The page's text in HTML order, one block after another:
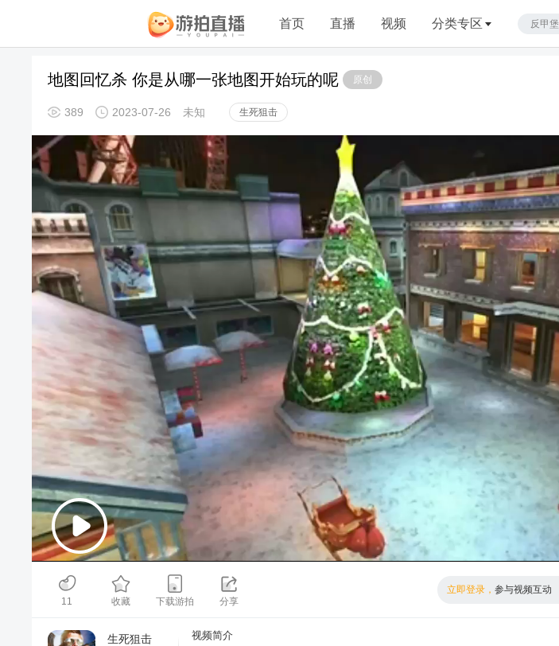
首页 直播 视频 分类专区
原创
地图回忆杀 你是从哪一张地图开始玩的呢
389 2023-07-26 未知 生死狙击
00:00/03:15 标清
倍数
11
收藏 下载游拍 分享
立即登录，参与视频互动
生死狙击 视频简介